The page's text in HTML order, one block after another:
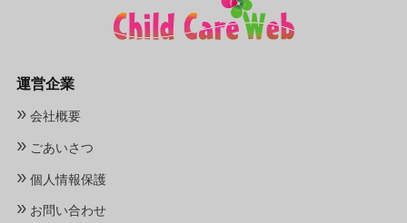
運営企業
» 会社概要
» ごあいさつ
» 個人情報保護
» お問い合わせ